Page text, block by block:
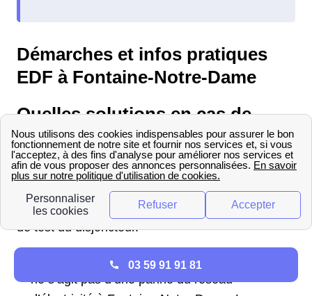
Démarches et infos pratiques
EDF à Fontaine-Notre-Dame
Quelles solutions en cas de
problème d'électricité avec EDF
à Fontaine-Notre-Dame ?
à Fontaine-Notre-Dame, avant tout, il faut
identifier le type de panne, en pressant le bouton
de test du disjoncteur.
Si votre disjoncteur est sur la position 0 :
ne s’agit pas d’une panne du réseau
03 59 91 91 81